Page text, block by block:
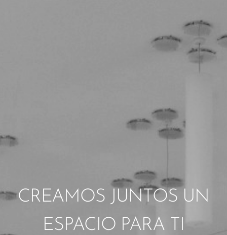
CREAMOS JUNTOS UN
ESPACIO PARA TI